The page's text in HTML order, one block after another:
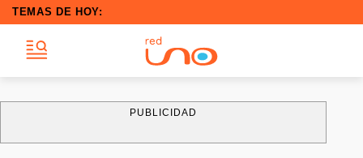
TEMAS DE HOY:
PUBLICIDAD